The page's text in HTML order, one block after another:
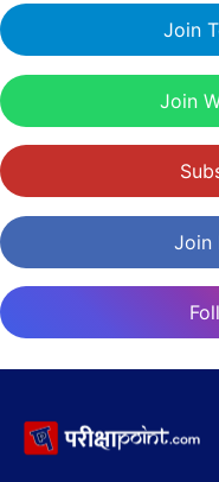
Join
Join
Join